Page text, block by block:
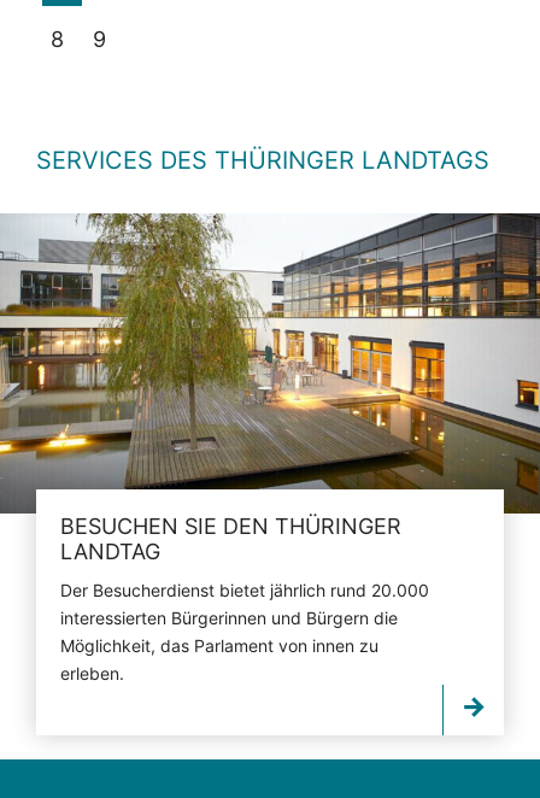
8 9
SERVICES DES THÜRINGER LANDTAGS
BESUCHEN SIE DEN THÜRINGER
LANDTAG
Der Besucherdienst bietet jährlich rund 20.000
interessierten Bürgerinnen und Bürgern die
Möglichkeit, das Parlament von innen zu
erleben.